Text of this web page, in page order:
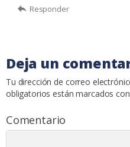
Responder
Deja un
Tu dirección de correo
obligatorios están marcados con
Comentario